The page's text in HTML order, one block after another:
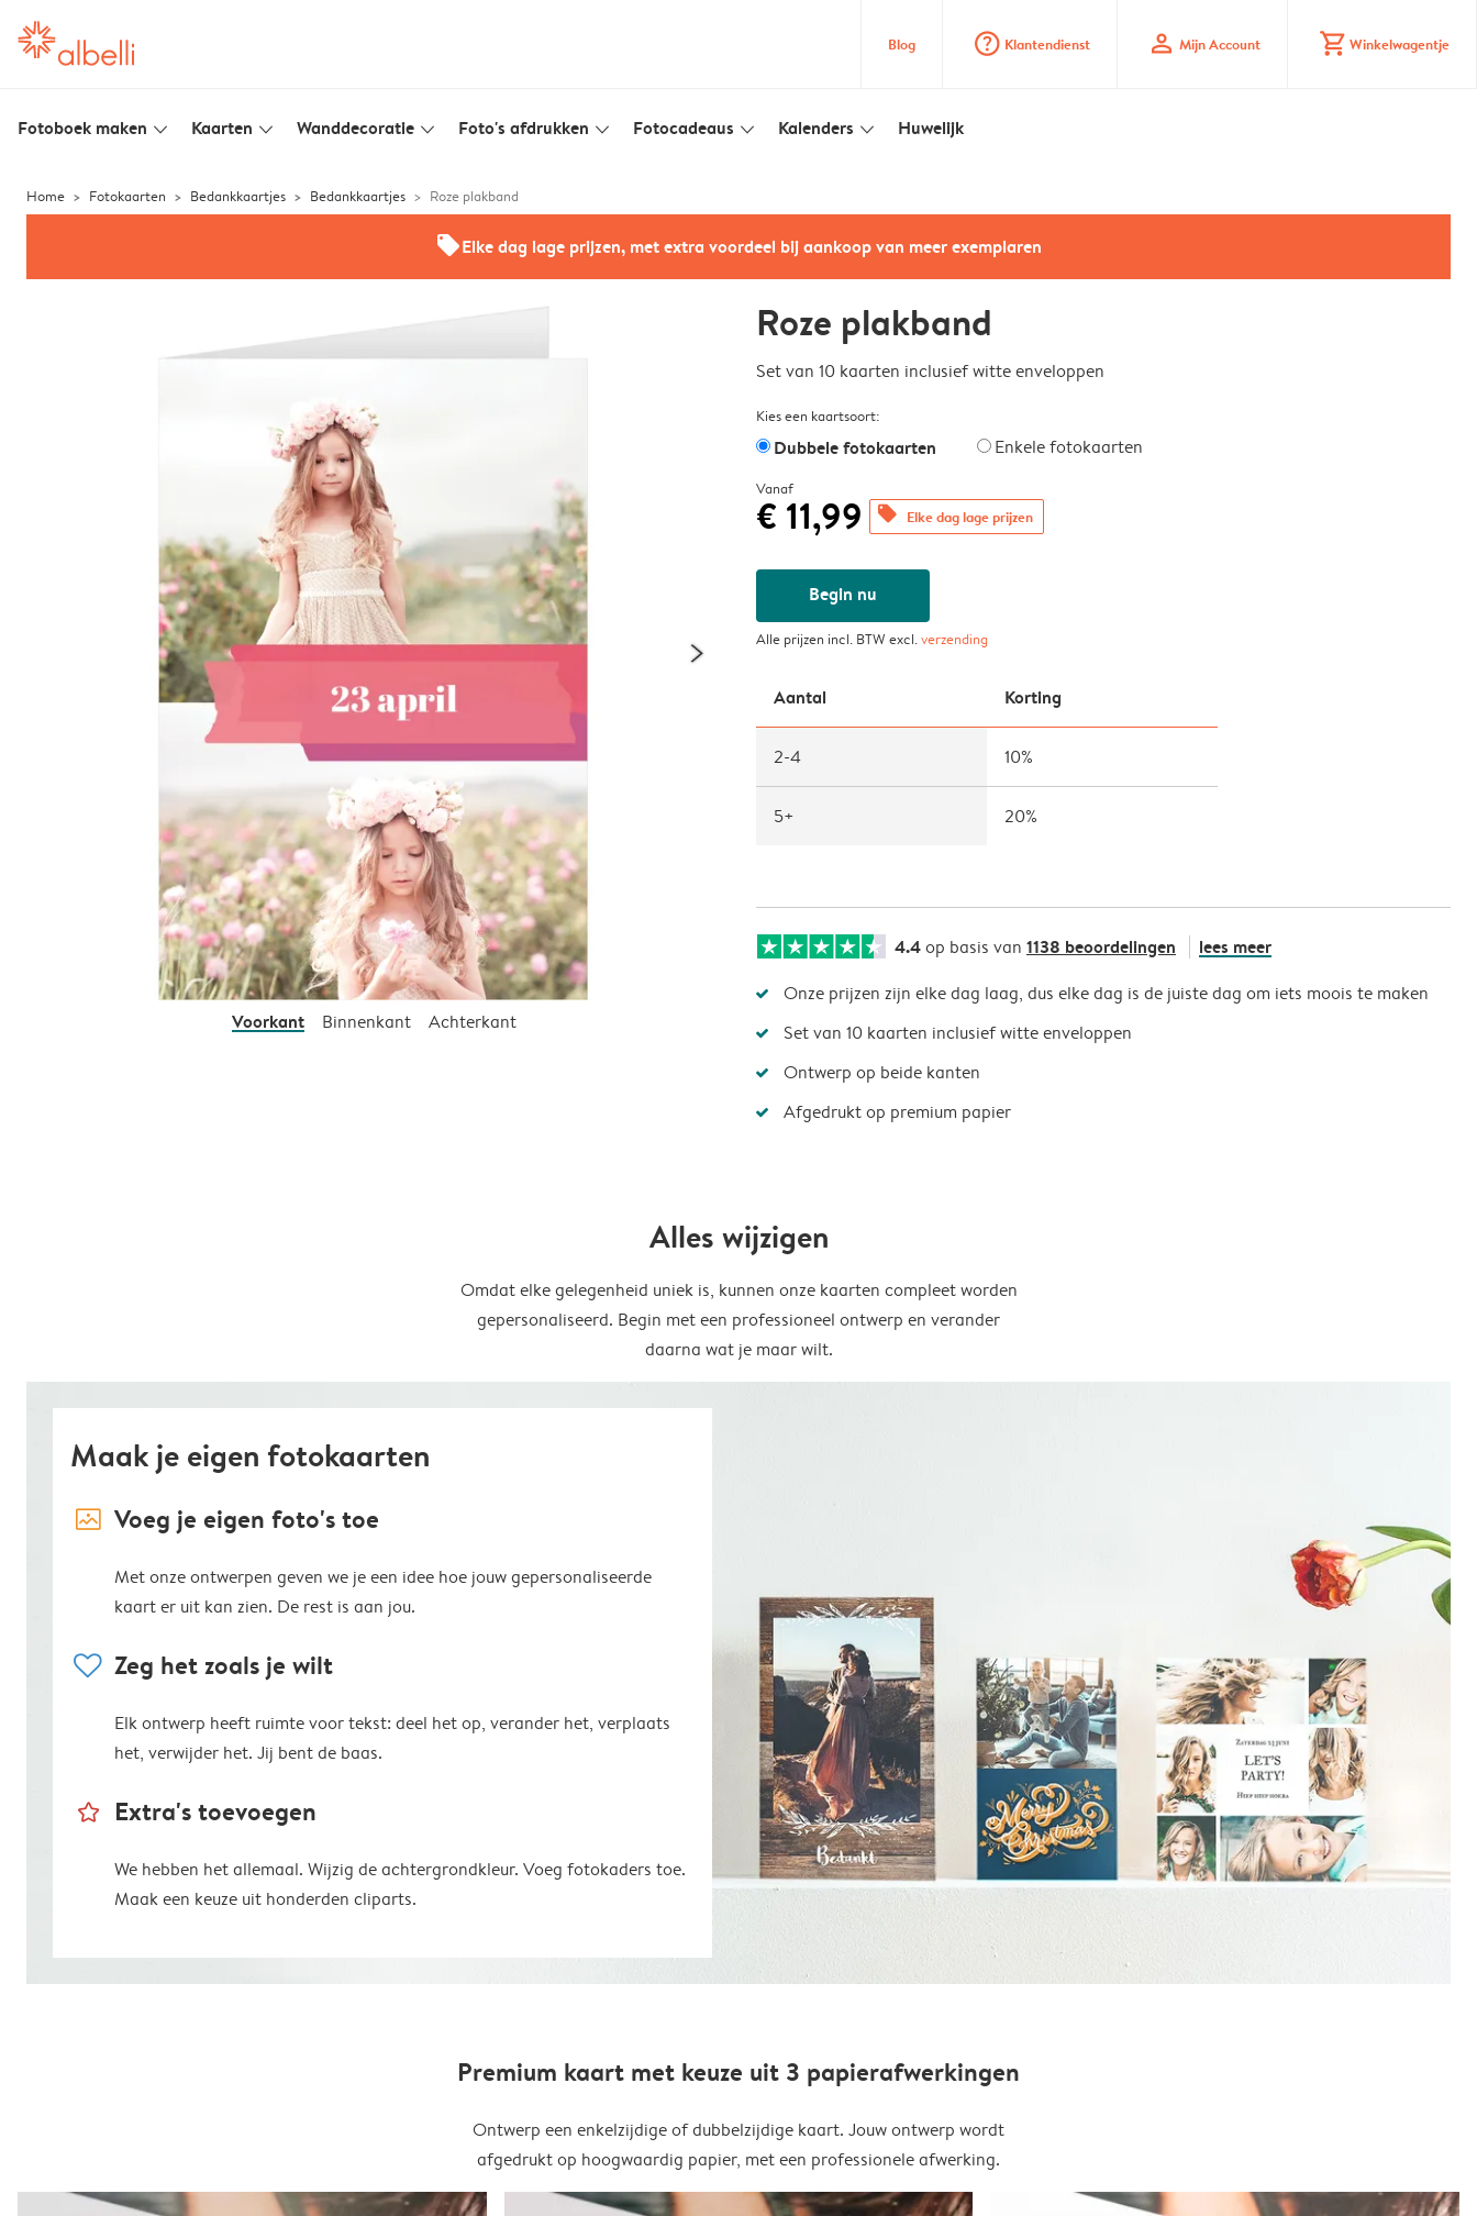
Blog question_mark_circle Klantendienst profile Mijn Account shopping_cart Winkelwagentje
Fotoboek maken slim_arrow_down Kaarten slim_arrow_down Wanddecoratie slim_arrow_down Foto's afdrukken slim_arrow_down Fotocadeaus slim_arrow_down Kalenders slim_arrow_down Huwelijk
Home Fotokaarten Bedankkaartjes Bedankkaartjes Roze plakband
offersElke dag lage prijzen, met extra voordeel bij aankoop van meer exemplaren
Voorkant Binnenkant Achterkant
Roze plakband
Set van 10 kaarten inclusief witte enveloppen
Kies een kaartsoort:
Dubbele fotokaarten Enkele fotokaarten
Vanaf
€ 11,99 offers Elke dag lage prijzen
Begin nu
Alle prijzen incl. BTW excl.verzending
Aantal Korting
2-4 10%
5+ 20%
4.4op basis van 1138 beoordelingen lees meer
Onze prijzen zijn elke dag laag, dus elke dag is de juiste dag om iets moois te maken
Set van 10 kaarten inclusief witte enveloppen
Ontwerp op beide kanten
Afgedrukt op premium papier
Alles wijzigen
Omdat elke gelegenheid uniek is, kunnen onze kaarten compleet worden
gepersonaliseerd. Begin met een professioneel ontwerp en verander
daarna wat je maar wilt.
Maak je eigen fotokaarten
image_placeholder Voeg je eigen foto's toe
Met onze ontwerpen geven we je een idee hoe jouw gepersonaliseerde
kaart er uit kan zien. De rest is aan jou.
heart Zeg het zoals je wilt
Elk ontwerp heeft ruimte voor tekst: deel het op, verander het, verplaats
het, verwijder het. Jij bent de baas.
star_outline Extra's toevoegen
We hebben het allemaal. Wijzig de achtergrondkleur. Voeg fotokaders toe.
Maak een keuze uit honderden cliparts.
Premium kaart met keuze uit 3 papierafwerkingen
Ontwerp een enkelzijdige of dubbelzijdige kaart. Jouw ontwerp wordt
afgedrukt op hoogwaardig papier, met een professionele afwerking.